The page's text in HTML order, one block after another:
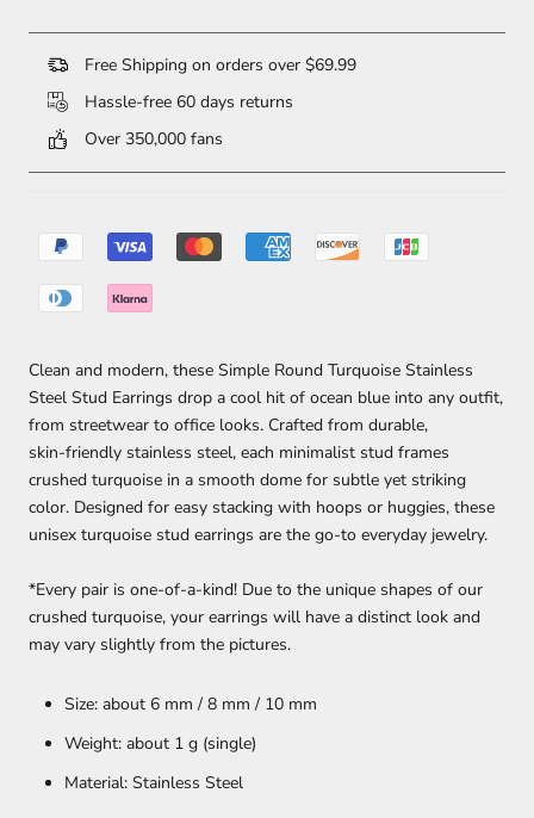
Free Shipping on orders over $69.99
Hassle-free 60 days returns
Over 350,000 fans
Clean and modern, these Simple Round Turquoise Stainless
Steel Stud Earrings drop a cool hit of ocean blue into any outfit,
from streetwear to office looks. Crafted from durable,
skin‑friendly stainless steel, each minimalist stud frames
crushed turquoise in a smooth dome for subtle yet striking
color. Designed for easy stacking with hoops or huggies, these
unisex turquoise stud earrings are the go‑to everyday jewelry.
*Every pair is one-of-a-kind! Due to the unique shapes of our
crushed turquoise, your earrings will have a distinct look and
may vary slightly from the pictures.
Size: about 6 mm / 8 mm / 10 mm
Weight: about 1 g (single)
Material: Stainless Steel